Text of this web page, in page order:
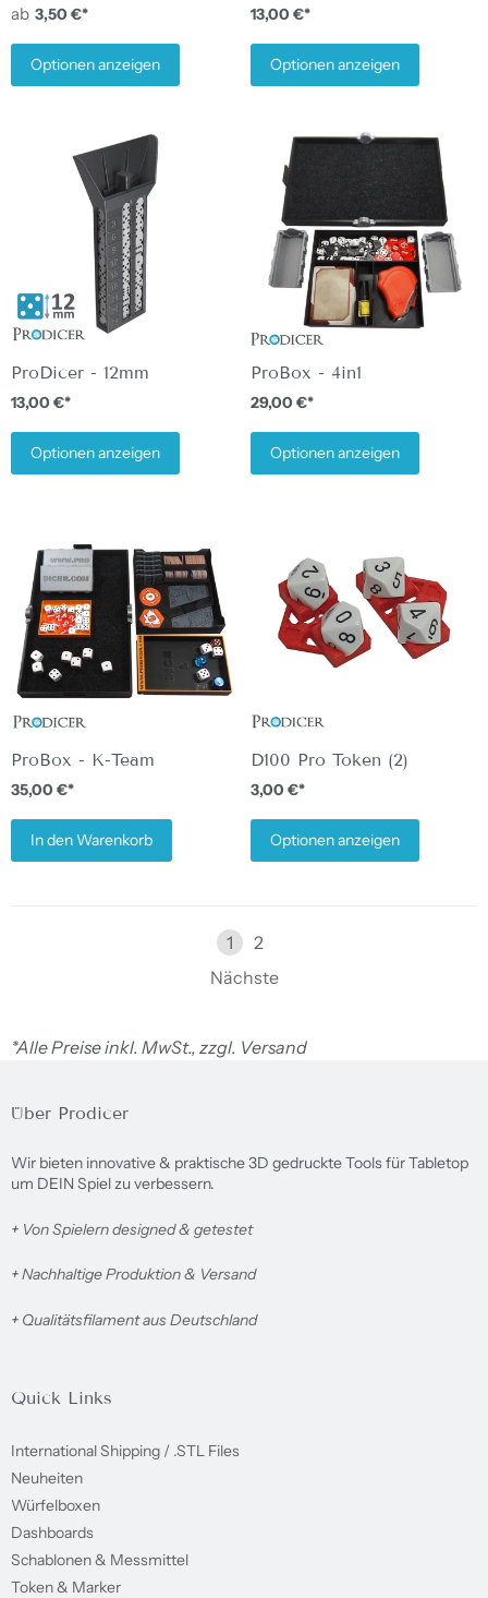
ab 3,50 €*
Optionen anzeigen
13,00 €*
Optionen anzeigen
ProDicer - 12mm
13,00 €*
Optionen anzeigen
ProBox - 4in1
29,00 €*
Optionen anzeigen
ProBox - K-Team
35,00 €*
In den Warenkorb
D100 Pro Token (2)
3,00 €*
Optionen anzeigen
1
2
Nächste
*Alle Preise inkl. MwSt., zzgl. Versand
Über Prodicer
Wir bieten innovative & praktische 3D gedruckte Tools für Tabletop
um DEIN Spiel zu verbessern.
+ Von Spielern designed & getestet
+Nachhaltige Produktion & Versand
+ Qualitätsfilament aus Deutschland
Quick Links
International Shipping / .STL Files
Neuheiten
Würfelboxen
Dashboards
Schablonen & Messmittel
Token & Marker